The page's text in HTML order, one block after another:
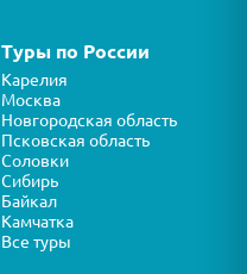
Туры по России
Карелия
Москва
Новгородская область
Псковская область
Соловки
Сибирь
Байкал
Камчатка
Все туры